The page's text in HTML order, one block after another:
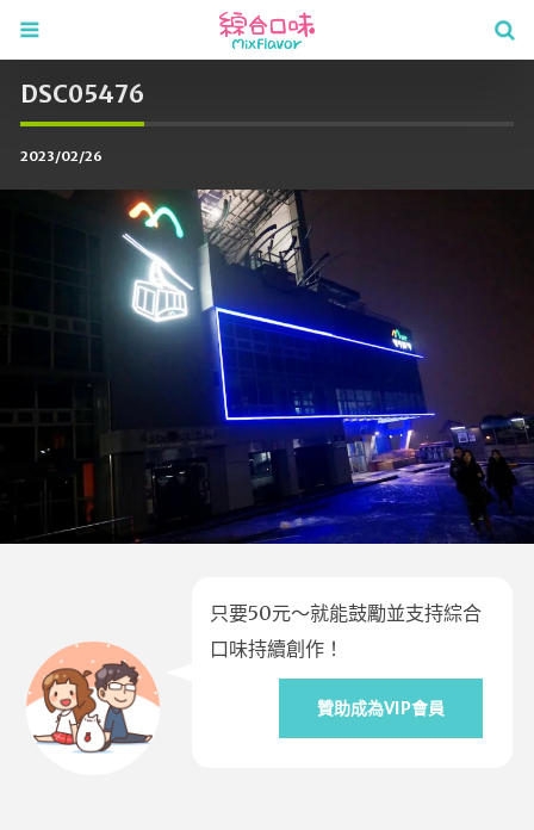
DSC05476
2023/02/26
只要50元～就能鼓勵並支持綜合
口味持續創作！
贊助成為VIP會員